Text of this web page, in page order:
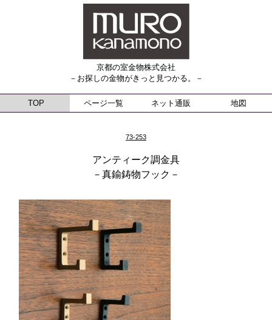
京都の室金物株式会社
－お探しの金物がきっと見つかる。－
TOP ページ一覧 ネット通販 地図
73-253
アンティーク調金具
－真鍮鋳物フック－